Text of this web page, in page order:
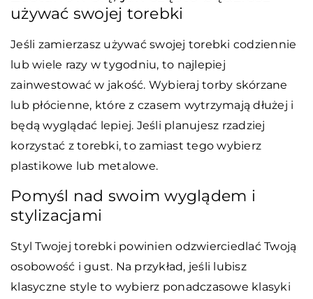
używać swojej torebki
Jeśli zamierzasz używać swojej torebki codziennie
lub wiele razy w tygodniu, to najlepiej
zainwestować w jakość. Wybieraj torby skórzane
lub płócienne, które z czasem wytrzymają dłużej i
będą wyglądać lepiej. Jeśli planujesz rzadziej
korzystać z torebki, to zamiast tego wybierz
plastikowe lub metalowe.
Pomyśl nad swoim wyglądem i
stylizacjami
Styl Twojej torebki powinien odzwierciedlać Twoją
osobowość i gust. Na przykład, jeśli lubisz
klasyczne style to wybierz ponadczasowe klasyki